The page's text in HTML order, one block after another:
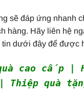
sẽ đáp ứng nhanh
hàng. Hãy liên hệ
tin dưới đây để được
cao cấp |
| Thiệp quà